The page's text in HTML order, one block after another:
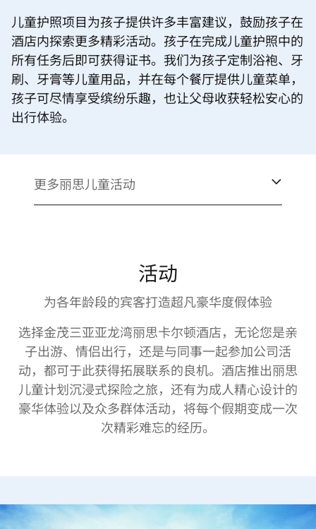
儿童护照项目为孩子提供许多丰富建议，鼓励孩子在
酒店内探索更多精彩活动。孩子在完成儿童护照中的
所有任务后即可获得证书。我们为孩子定制浴袍、牙
刷、牙膏等儿童用品，并在每个餐厅提供儿童菜单，
孩子可尽情享受缤纷乐趣，也让父母收获轻松安心的
出行体验。
更多丽思儿童活动
活动
为各年龄段的宾客打造超凡豪华度假体验
选择金茂三亚亚龙湾丽思卡尔顿酒店，无论您是亲
子出游、情侣出行，还是与同事一起参加公司活
动，都可于此获得拓展联系的良机。酒店推出丽思
儿童计划沉浸式探险之旅，还有为成人精心设计的
豪华体验以及众多群体活动，将每个假期变成一次
次精彩难忘的经历。